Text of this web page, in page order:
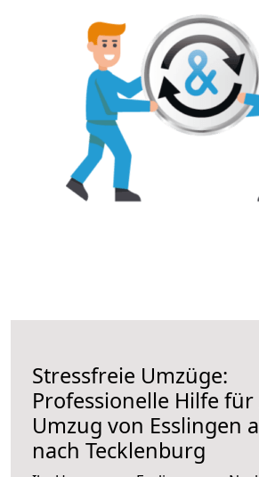
Stressfreie Umzüge:
Professionelle Hilfe
Umzug von Esslingen
nach Tecklenburg